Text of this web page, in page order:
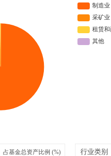
占基金总资产比例 (%) 行业类别